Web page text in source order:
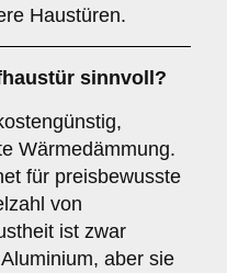
Haustüren.
sinnvoll?
Wärmedämmung.
für preisbewusste
von
ist zwar
aber sie